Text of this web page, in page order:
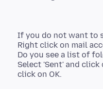
If you do not want to
Right click on mail
Do you see a list of
Select 'Sent' and click